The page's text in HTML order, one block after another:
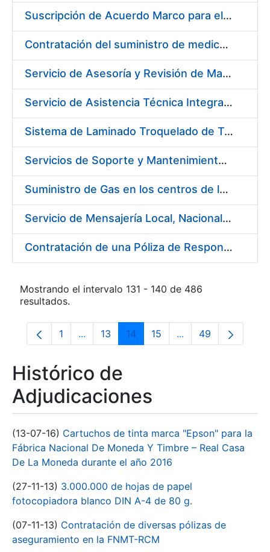
Suscripción de Acuerdo Marco para el Servicio de Visitas a Oficinas de Registro FNMT-RCM
Contratación del suministro de medicamentos, vacunas y demás especialidades farmacéuticas de la FNMT-RCM
Servicio de Asesoría y Revisión de Maquinaria en FNMT-RCM
Servicio de Asistencia Técnica Integral de Impresora HP Indigo Serie III HP 7900
Sistema de Laminado Troquelado de Tarjetas ISO 7810
Servicios de Soporte y Mantenimiento de Licencias de Software de la FNMT-RCM (3 Lotes)
Suministro de Gas en los centros de la FNMT-RCM de Madrid y Burgos durante el año 2019
Servicio de Mensajería Local, Nacional e Internacional para la FNMT-RCM
Contratación de una Póliza de Responsabilidad Civil General para el año 2019
Mostrando el intervalo 131 - 140 de 486
resultados.
Página
1 ...Páginas intermedias Use TAB para
Página
13 Página
14 Página
15 ...PáginasPágina
49
Histórico de
Adjudicaciones
(13-07-16) Cartuchos de tinta marca "Epson" para la
Fábrica Nacional De Moneda Y Timbre – Real Casa
De La Moneda durante el año 2016
(27-11-13) 3.000.000 de hojas de papel
fotocopiadora blanco DIN A-4 de 80 g.
(07-11-13) Contratación de diversas pólizas de
aseguramiento en la FNMT-RCM